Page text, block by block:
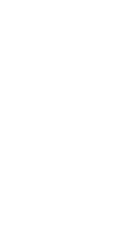
hoc, quod
mortis estis
christum
regis et ubi
Saul vocem
est, fili mi
ob causam